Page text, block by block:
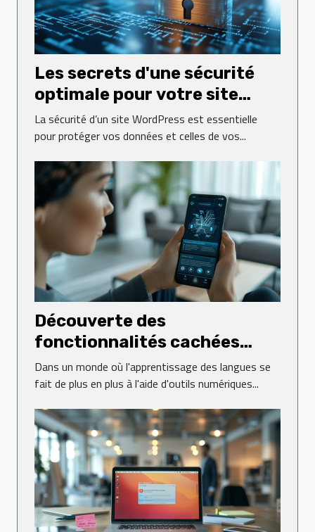
Les secrets d'une sécurité
optimale pour votre site
WordPress
La sécurité d’un site WordPress est essentielle
pour protéger vos données et celles de vos...
Découverte des
fonctionnalités cachées
dans les applications de
langues
Dans un monde où l'apprentissage des langues se
fait de plus en plus à l'aide d'outils numériques...